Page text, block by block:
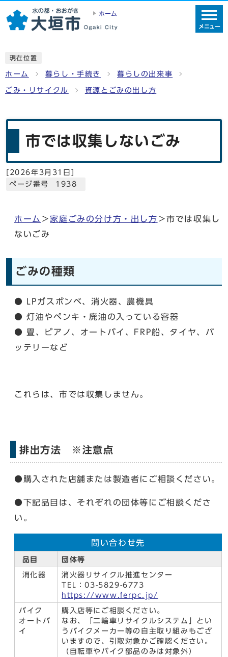
ホーム
メニュー
現在位置
ホーム 暮らし・手続き 暮らしの出来事
ごみ・リサイクル 資源とごみの出し方
市では収集しないごみ
[ 2026年3月31日 ]
ページ番号 1938
ホーム ＞ 家庭ごみの分け方・出し方 ＞市では収集し
ないごみ
ごみの種類
● LPガスボンベ、消火器、農機具
● 灯油やペンキ・廃油の入っている容器
● 畳、ピアノ、オートバイ、FRP船、タイヤ、バ
ッテリーなど
これらは、市では収集しません。
排出方法 ※注意点
●購入された店舗または製造者にご相談ください。
●下記品目は、それぞれの団体等にご相談くださ
い。
問い合わせ先
品目 団体等
消化器
消火器リサイクル推進センター
TEL：03-5829-6773
https://www.ferpc.jp/
バイク
オートバ
イ
購入店等にご相談ください。
なお、「二輪車リサイクルシステム」とい
うバイクメーカー等の自主取り組みもござ
いますので、引取対象かご確認ください。
（自転車やバイク部品のみは対象外）